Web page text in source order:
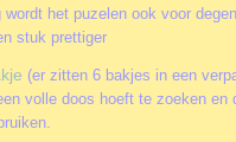
het puzelen ook voor
stuk prettiger
(er zitten 6 bakjes in een
volle doos hoeft te zoeken en